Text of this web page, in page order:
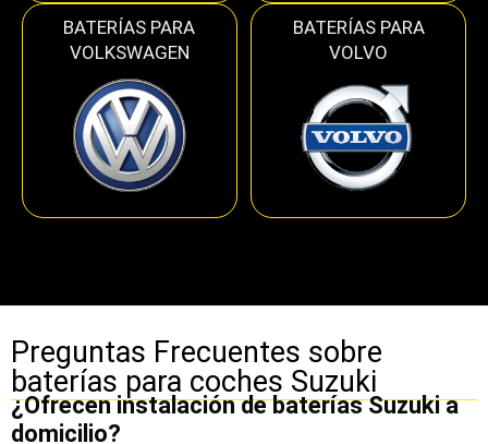
BATERÍAS PARA
VOLKSWAGEN
BATERÍAS PARA
VOLVO
Preguntas Frecuentes sobre
baterías para coches Suzuki
¿Ofrecen instalación de baterías Suzuki a
domicilio?